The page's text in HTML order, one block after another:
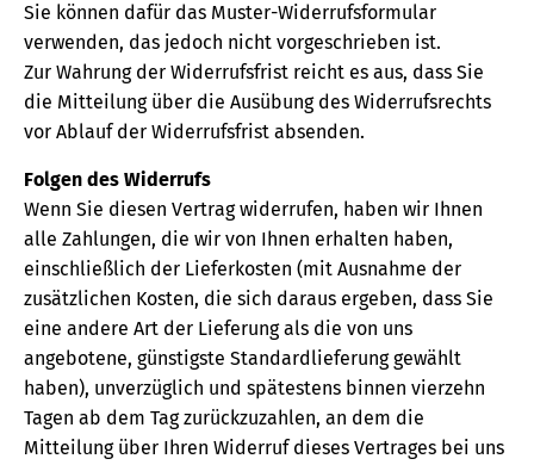
Sie können dafür das Muster-Widerrufsformular
verwenden, das jedoch nicht vorgeschrieben ist.
Zur Wahrung der Widerrufsfrist reicht es aus, dass Sie
die Mitteilung über die Ausübung des Widerrufsrechts
vor Ablauf der Widerrufsfrist absenden.
Folgen des Widerrufs
Wenn Sie diesen Vertrag widerrufen, haben wir Ihnen
alle Zahlungen, die wir von Ihnen erhalten haben,
einschließlich der Lieferkosten (mit Ausnahme der
zusätzlichen Kosten, die sich daraus ergeben, dass Sie
eine andere Art der Lieferung als die von uns
angebotene, günstigste Standardlieferung gewählt
haben), unverzüglich und spätestens binnen vierzehn
Tagen ab dem Tag zurückzuzahlen, an dem die
Mitteilung über Ihren Widerruf dieses Vertrages bei uns